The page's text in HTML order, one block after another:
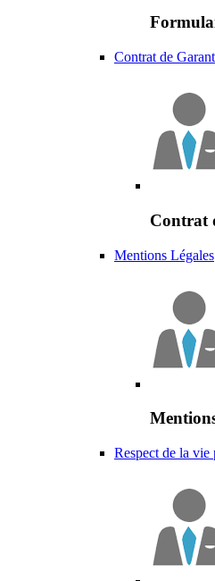
Contrat de
Contrat
Mentions Légales
Respect de la vie